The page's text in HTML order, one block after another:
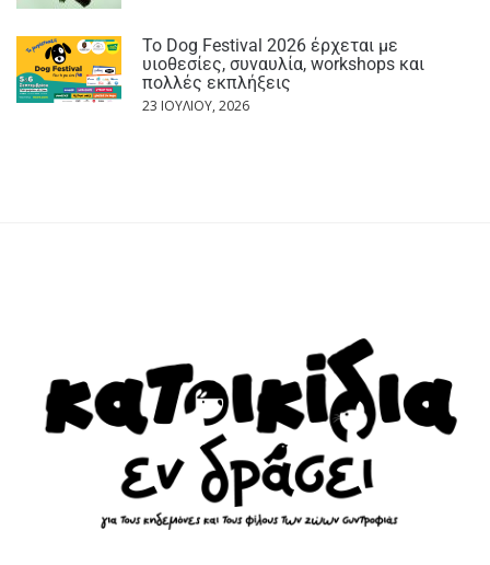
Το Dog Festival 2026 έρχεται με
υιοθεσίες, συναυλία, workshops και
πολλές εκπλήξεις
23 ΙΟΥΛΊΟΥ, 2026